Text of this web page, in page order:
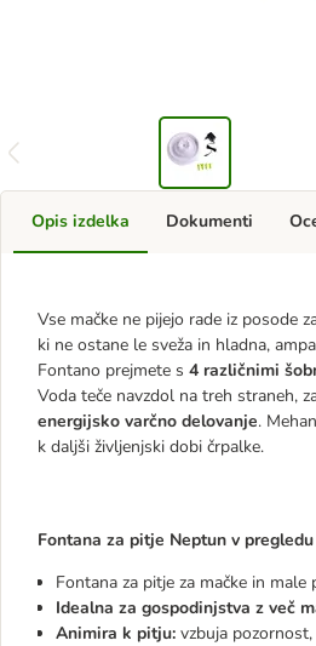
Opis izdelka
Vse mačke ne pijejo rade iz posode
ki ne ostane le sveža in hladna,
Fontano prejmete s 4 različnimi
Voda teče navzdol na treh straneh,
energijsko varčno delovanje.
k daljši življenjski dobi črpalke.
Fontana za pitje Neptun v pregledu
Fontana za pitje za mačke in male
Idealna za gospodinjstva z več
Animira k pitju: vzbuja
Dokumenti